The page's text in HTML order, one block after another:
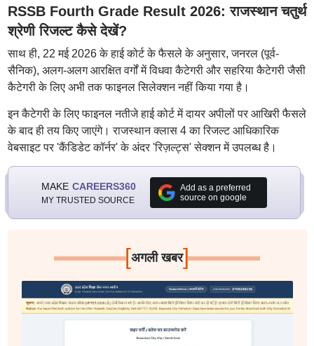
RSSB Fourth Grade Result 2026: राजस्थान चतुर्थ
श्रेणी रिजल्ट कैसे देखें?
साथ ही, 22 मई 2026 के हाई कोर्ट के फैसले के अनुसार, जनरल (पूर्व-
सैनिक), अलग-अलग आरक्षित वर्गों में विधवा कैटेगरी और सहरिया कैटेगरी जैसी
कैटेगरी के लिए अभी तक फाइनल सिलेक्शन नहीं किया गया है।
इन कैटेगरी के लिए फाइनल नतीजे हाई कोर्ट में दायर अपीलों पर आखिरी फैसले
के बाद ही तय किए जाएंगे। राजस्थान क्लास 4 का रिजल्ट आधिकारिक
वेबसाइट पर 'कैंडिडेट कॉर्नर' के अंदर 'रिज़ल्ट्स' सेक्शन में उपलब्ध है।
MAKE CAREERS360
MY TRUSTED SOURCE
Add as a preferred
source on google
[अगली खबर]